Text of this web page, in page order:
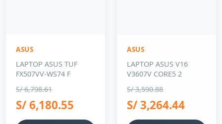
ASUS
LAPTOP ASUS TUF
FX507VV-WS74 F
S/ 6,798.61
S/ 6,180.55
ASUS
LAPTOP ASUS V16
V3607V CORE5 2
S/ 3,590.88
S/ 3,264.44